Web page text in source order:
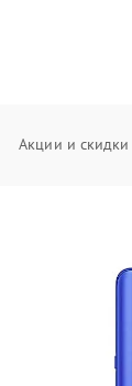
Акции и скидки